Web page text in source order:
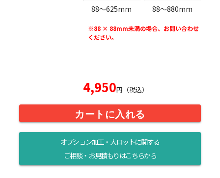
88〜625mm
88〜880mm
※88 × 88mm未満の場合、お問い合わせ
ください。
4,950円（税込）
カートに入れる
オプション加工・大ロットに関する
ご相談・お見積もりはこちらから